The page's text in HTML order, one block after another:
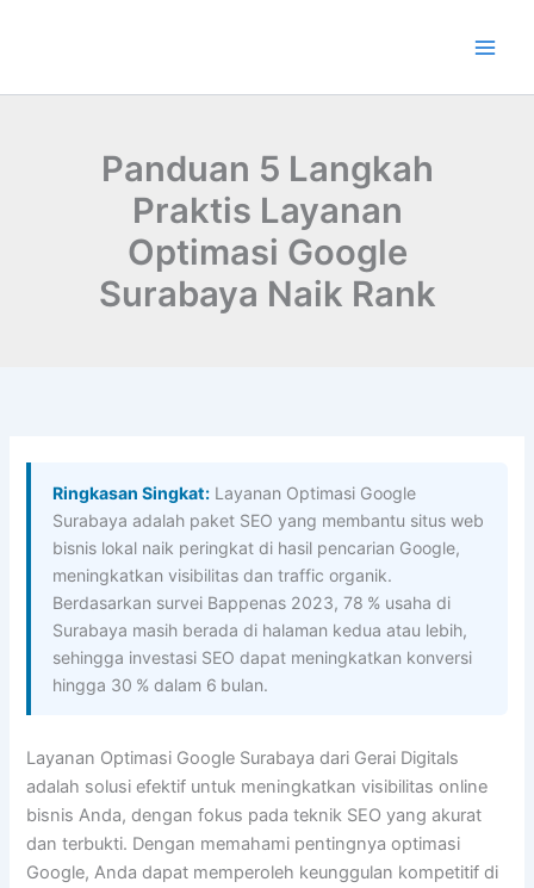
Panduan 5 Langkah
Praktis Layanan
Optimasi Google
Surabaya Naik Rank
Ringkasan Singkat: Layanan Optimasi Google
Surabaya adalah paket SEO yang membantu situs web
bisnis lokal naik peringkat di hasil pencarian Google,
meningkatkan visibilitas dan traffic organik.
Berdasarkan survei Bappenas 2023, 78 % usaha di
Surabaya masih berada di halaman kedua atau lebih,
sehingga investasi SEO dapat meningkatkan konversi
hingga 30 % dalam 6 bulan.
Layanan Optimasi Google Surabaya dari Gerai Digitals
adalah solusi efektif untuk meningkatkan visibilitas online
bisnis Anda, dengan fokus pada teknik SEO yang akurat
dan terbukti. Dengan memahami pentingnya optimasi
Google, Anda dapat memperoleh keunggulan kompetitif di